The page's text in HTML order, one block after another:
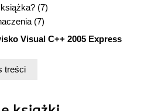
(7)
(7)
Visual C++ 2005 Express
projektu (17)
treści